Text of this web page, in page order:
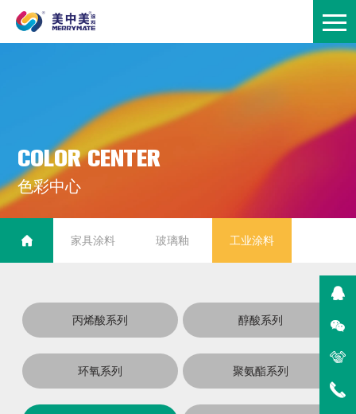
COLOR CENTER
色彩中心
家具涂料 玻璃釉 工业涂料
丙烯酸系列 醇酸系列
环氧系列 聚氨酯系列